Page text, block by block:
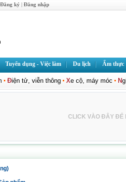
Đăng ký | Đăng nhập
Tuyển dụng - Việc làm Du lịch Ẩm thực
Điện tử, viễn thông Xe cộ, máy móc N
CLICK VÀO ĐÂY ĐỂ